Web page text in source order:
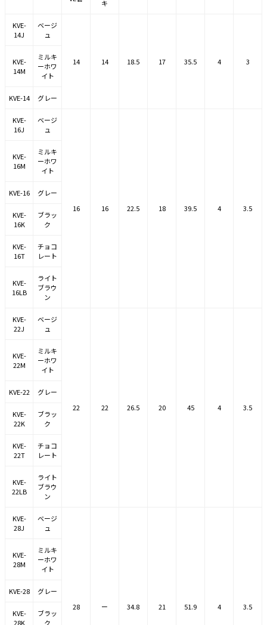
キ
KVE-
14J
ベージ
ュ
14 14 18.5 17 35.5 4 3
KVE-
14M
ミルキ
ーホワ
イト
KVE-14 グレー
KVE-
16J
ベージ
ュ
16 16 22.5 18 39.5 4 3.5
KVE-
16M
ミルキ
ーホワ
イト
KVE-16 グレー
KVE-
16K
ブラッ
ク
KVE-
16T
チョコ
レート
KVE-
16LB
ライト
ブラウ
ン
KVE-
22J
ベージ
ュ
22 22 26.5 20 45 4 3.5
KVE-
22M
ミルキ
ーホワ
イト
KVE-22 グレー
KVE-
22K
ブラッ
ク
KVE-
22T
チョコ
レート
KVE-
22LB
ライト
ブラウ
ン
KVE-
28J
ベージ
ュ
28 ー 34.8 21 51.9 4 3.5
KVE-
28M
ミルキ
ーホワ
イト
KVE-28 グレー
KVE-
28K
ブラッ
ク